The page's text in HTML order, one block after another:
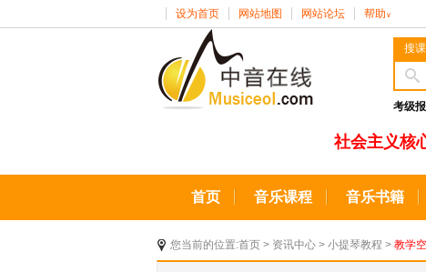
设为首页 网站地图 网站论坛 帮助 ∨
搜
考级
社会主义核
首页 音乐课程 音乐书籍
您当前的位置:首页 > 资讯中心 > 小提琴教程 > 教学